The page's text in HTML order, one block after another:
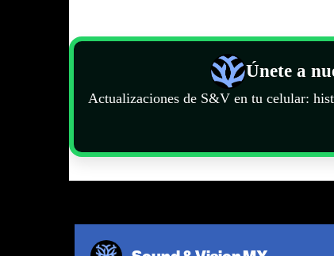
Únete a
Actualizaciones de S&V en tu celular: